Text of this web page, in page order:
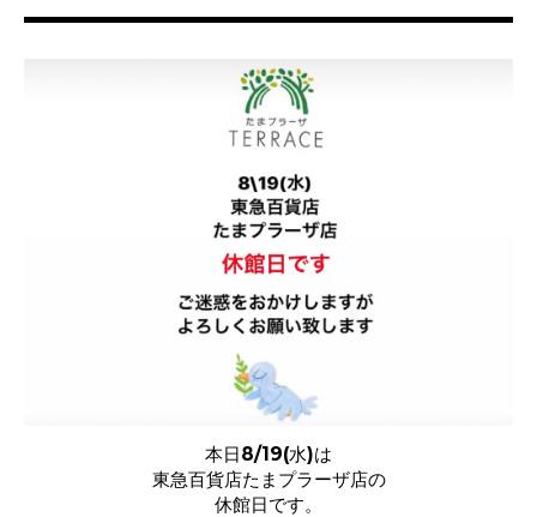
本日8/19(水)は
東急百貨店たまプラーザ店の
休館日です。